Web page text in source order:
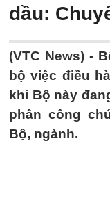
dầu:
(VTC News) -
bộ việc điều
khi Bộ này
phân công
Bộ, ngành.